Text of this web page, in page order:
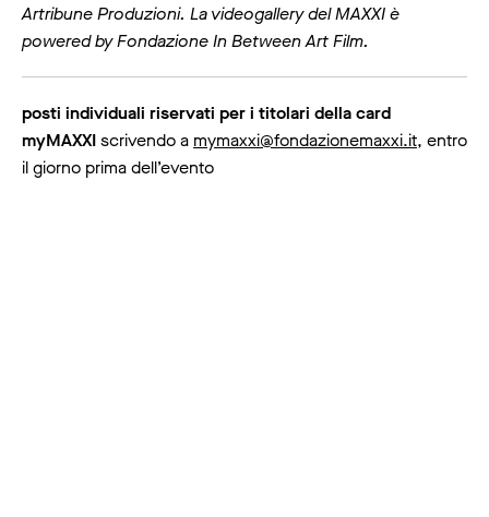
Artribune Produzioni. La videogallery del MAXXI è
powered by Fondazione In Between Art Film.
posti individuali riservati per i titolari della card
myMAXXIscrivendo a mymaxxi@fondazionemaxxi.it, entro
il giorno prima dell’evento